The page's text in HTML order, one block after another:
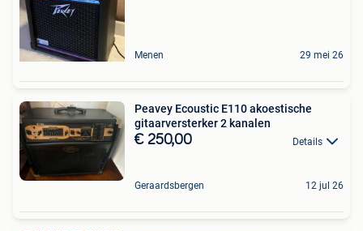
Menen 29 mei 26
Peavey Ecoustic E110 akoestische
gitaarversterker 2 kanalen
€ 250,00 Details
Geraardsbergen 12 jul 26